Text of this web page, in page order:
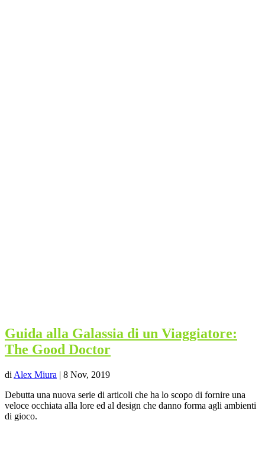
Guida alla Galassia di un Viaggiatore:
The Good Doctor
di Alex Miura | 8 Nov, 2019
Debutta una nuova serie di articoli che ha lo scopo di fornire una
veloce occhiata alla lore ed al design che danno forma agli ambienti
di gioco.